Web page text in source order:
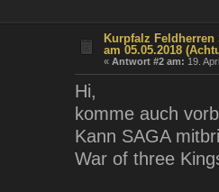
Kurpfalz
am 05.05.2018
«Antwort #2 am: 19.
Hi,
komme auch
Kann SAGA
War of three